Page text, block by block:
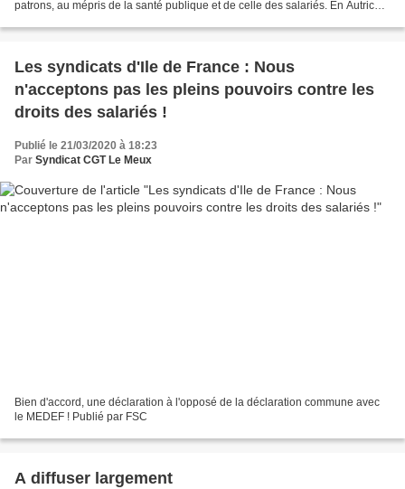
patrons, au mépris de la santé publique et de celle des salariés. En Autriche
Les syndicats d'Ile de France : Nous
n'acceptons pas les pleins pouvoirs contre les
droits des salariés !
Publié le 21/03/2020 à 18:23
Par Syndicat CGT Le Meux
Bien d'accord, une déclaration à l'opposé de la déclaration commune avec
le MEDEF ! Publié par FSC
A diffuser largement